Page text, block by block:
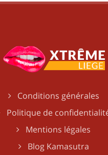
Conditions générales
Politique de
Mentions légales
Blog Kamasutra